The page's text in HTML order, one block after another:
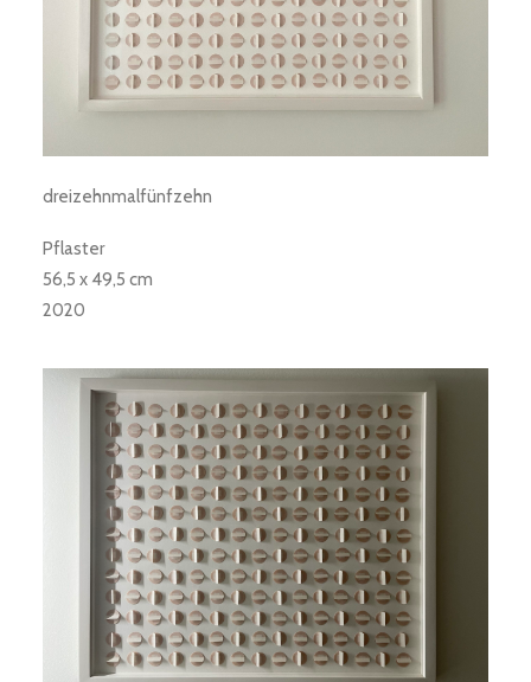
dreizehnmalfünfzehn
Pflaster
56,5 x 49,5 cm
2020